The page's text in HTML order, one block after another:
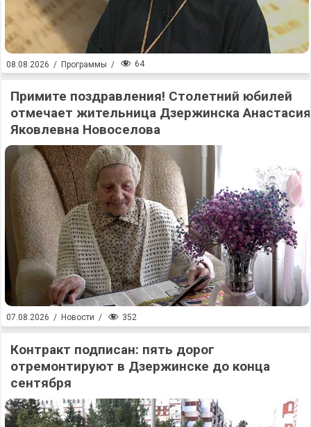
08.08.2026 / Программы / 64
Примите поздравления! Столетний юбилей
отмечает жительница Дзержинска Анастасия
Яковлевна Новоселова
07.08.2026 / Новости / 352
Контракт подписан: пять дорог
отремонтируют в Дзержинске до конца
сентября